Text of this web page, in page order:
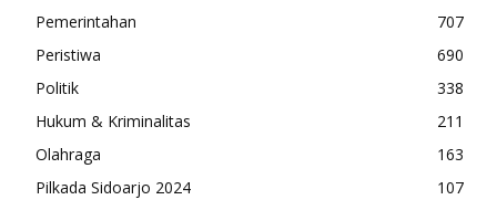
Pemerintahan
707
Peristiwa
690
Politik
338
Hukum & Kriminalitas
211
Olahraga
163
Pilkada Sidoarjo 2024
107